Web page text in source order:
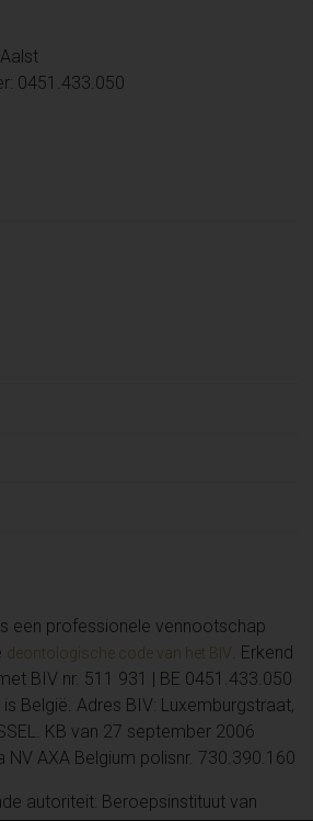
0451.433.050
een professionele vennootschap
deontologische code van het BIV. Erkend
BIV nr. 511 931 | BE 0451.433.050
België. Adres BIV: Luxemburgstraat,
KB van 27 september 2006
NV AXA Belgium polisnr. 730.390.160
autoriteit: Beroepsinstituut van